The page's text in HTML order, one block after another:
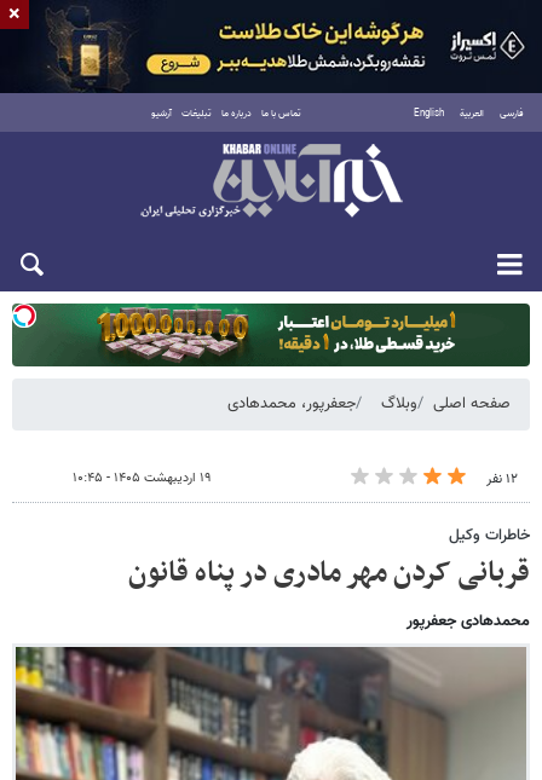
فارسی العربية English تماس با ما درباره ما تبلیغات آرشیو
یکشنبه ۱۸ مرداد ۱۴۰۵
صفحه اصلی وبلاگ جعفرپور، محمدهادی
۱۲ نفر ۱۹ اردیبهشت ۱۴۰۵ - ۱۰:۴۵
خاطرات وکیل
قربانی کردن مهر مادری در پناه قانون
محمدهادی جعفرپور
×